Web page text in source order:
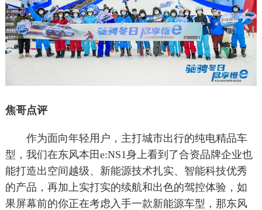
焦哥点评
作为面向年轻用户，主打城市出行的纯电精品车
型，我们在东风本田e:NS1身上看到了合资品牌企业也
能打造出空间越级、新能源技术扎实、智能科技优秀
的产品，再加上实打实的续航和出色的驾控体验，如
果屏幕前的你正在考虑入手一款新能源车型，那东风